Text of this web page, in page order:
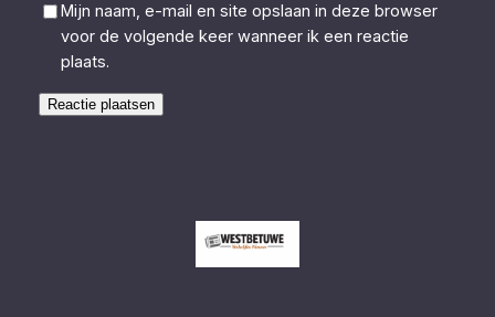
Mijn naam, e-mail en site opslaan in deze browser
voor de volgende keer wanneer ik een reactie
plaats.